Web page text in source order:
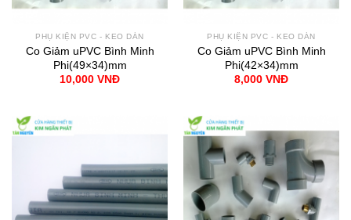
PHỤ KIỆN PVC - KEO DÁN
Co Giảm uPVC Bình Minh
Phi(49×34)mm
10,000 VNĐ
PHỤ KIỆN PVC - KEO DÁN
Co Giảm uPVC Bình Minh
Phi(42×34)mm
8,000 VNĐ